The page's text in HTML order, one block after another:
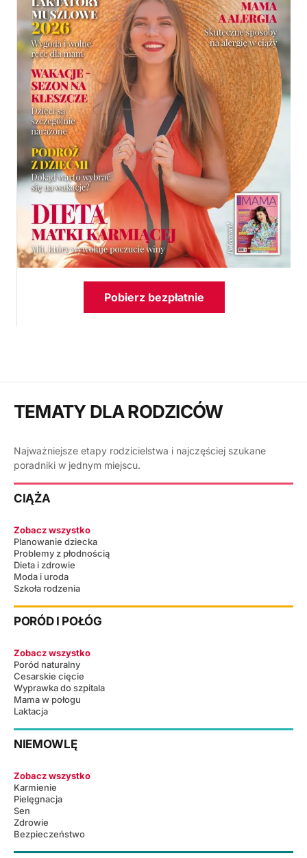
Pobierz bezpłatnie
TEMATY DLA RODZICÓW
Najważniejsze etapy rodzicielstwa i najczęściej szukane
poradniki w jednym miejscu.
CIĄŻA
Zobacz wszystko
Planowanie dziecka
Problemy z płodnością
Dieta i zdrowie
Moda i uroda
Szkoła rodzenia
PORÓD I POŁÓG
Zobacz wszystko
Poród naturalny
Cesarskie cięcie
Wyprawka do szpitala
Mama w połogu
Laktacja
NIEMOWLĘ
Zobacz wszystko
Karmienie
Pielęgnacja
Sen
Zdrowie
Bezpieczeństwo